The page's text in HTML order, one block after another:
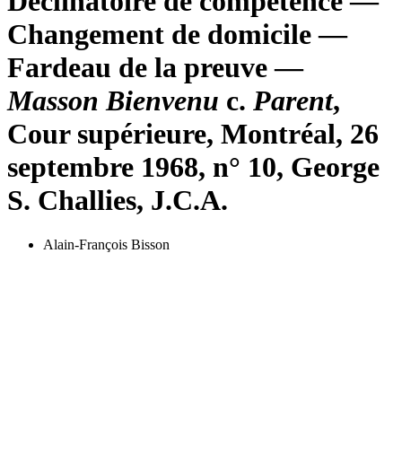
Changement de domicile —
Fardeau de la preuve —
Masson Bienvenu c. Parent,
Cour supérieure, Montréal, 26
septembre 1968, n° 10, George
S. Challies, J.C.A.
Alain-François Bisson